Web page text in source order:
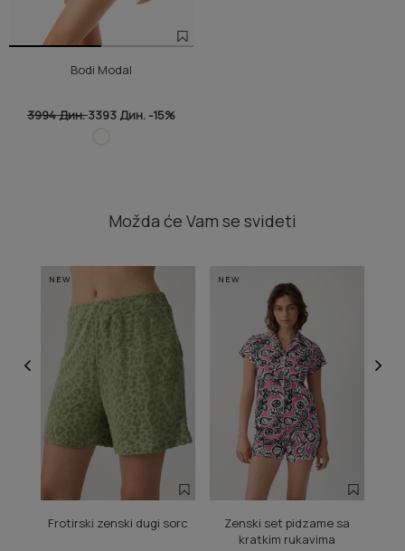
Bodi Modal
3994 Дин.3393 Дин. -15%
Možda će Vam se svideti
NEW
Frotirski zenski dugi sorc
NEW
Zenski set pidzame sa
kratkim rukavima